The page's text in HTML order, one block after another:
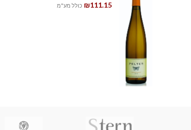
₪111.15 כולל מע"מ